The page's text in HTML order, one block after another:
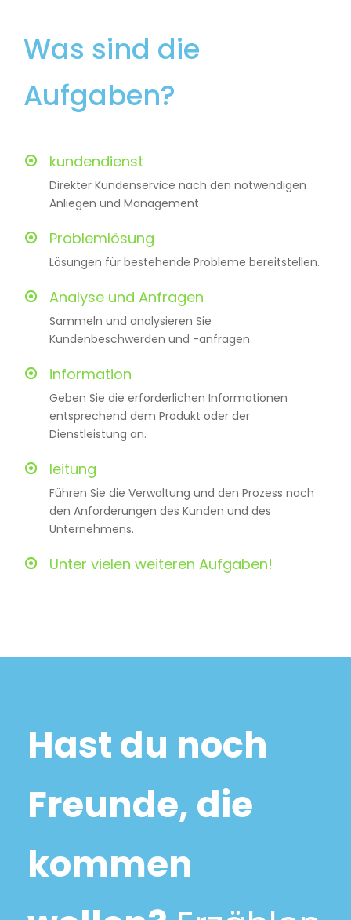
Was sind die
Aufgaben?
kundendienst
Direkter Kundenservice nach den notwendigen
Anliegen und Management
Problemlösung
Lösungen für bestehende Probleme bereitstellen.
Analyse und Anfragen
Sammeln und analysieren Sie
Kundenbeschwerden und -anfragen.
information
Geben Sie die erforderlichen Informationen
entsprechend dem Produkt oder der
Dienstleistung an.
leitung
Führen Sie die Verwaltung und den Prozess nach
den Anforderungen des Kunden und des
Unternehmens.
Unter vielen weiteren Aufgaben!
Hast du noch
Freunde, die
kommen